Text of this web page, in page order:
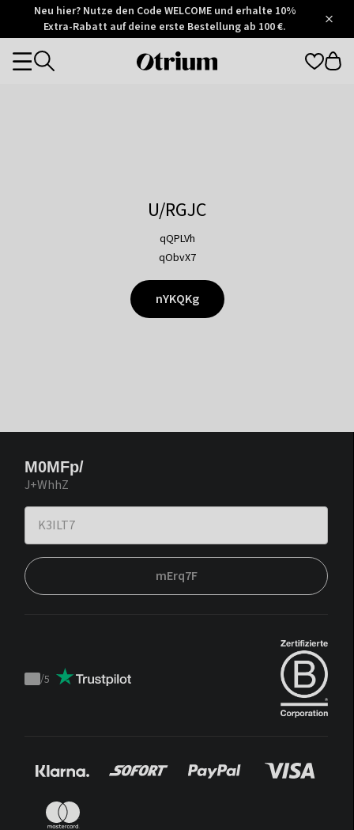
Otrium
Trustpilot
Neu hier? Nutze den Code WELCOME und erhalte 10%
Extra-Rabatt auf deine erste Bestellung ab 100 €.
Otrium
Categories
U/RGJC
qQPLVh
qObvX7
nYKQKg
M0MFp/
J+WhhZ
mErq7F
Trustpilot
/5